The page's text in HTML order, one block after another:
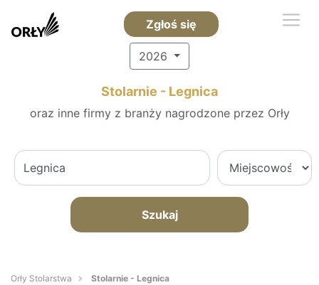
Zgłoś się
2026
Stolarnie - Legnica
oraz inne firmy z branży nagrodzone przez Orły
Szukaj
Orły Stolarstwa Stolarnie - Legnica